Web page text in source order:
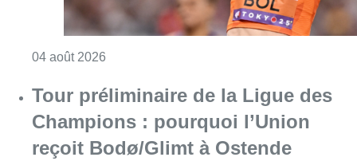
04 août 2026
Tour préliminaire de la Ligue des
Champions : pourquoi l’Union
reçoit Bodø/Glimt à Ostende